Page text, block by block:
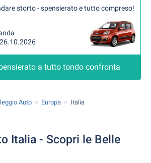
storto - spensierato e tutto compreso!
a tutto tondo confronta
Auto Europa Italia
Italia - Scopri le Belle